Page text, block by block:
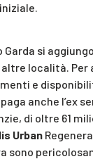
si
altre località.
e
anche l’ex
di oltre 61
Urban
sono